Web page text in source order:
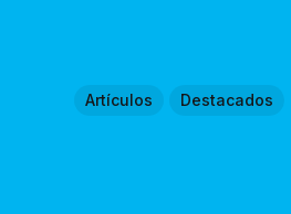
Artículos Destacados